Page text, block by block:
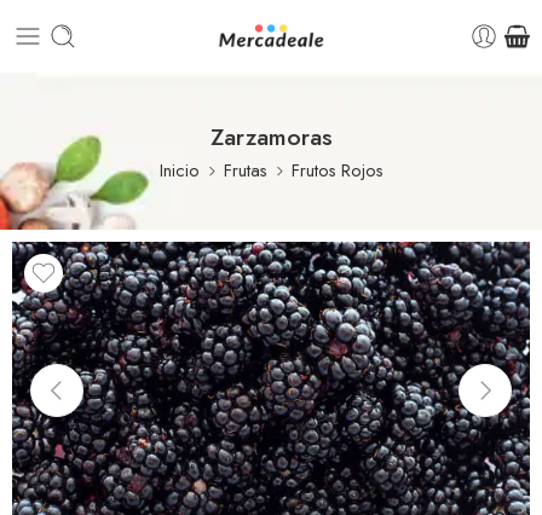
Zarzamoras
Inicio Frutas Frutos Rojos